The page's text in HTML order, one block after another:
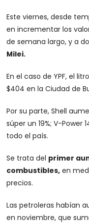
Este viernes, desde
en incrementar los
de semana largo, y a
Milei.
En el caso de YPF, el
$404 en la Ciudad de
Por su parte, Shell
súper un 19%; V-Power
todo el país.
Se trata del primer
combustibles, en
precios.
Las petroleras habían
en noviembre, que